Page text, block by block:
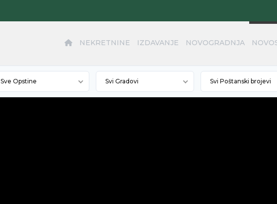
NEKRETNINE IZDAVANJE NOVOGRADNJA
Sve Opstine Svi Gradovi Svi Poštanski brojevi